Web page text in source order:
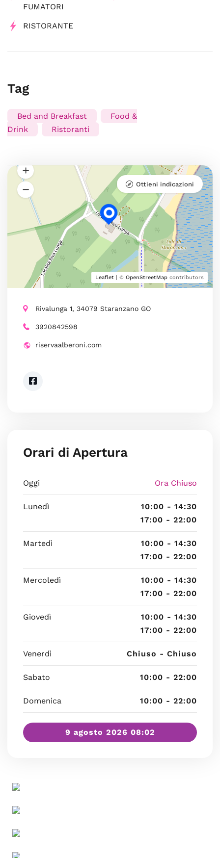
FUMATORI
RISTORANTE
Tag
Bed and Breakfast
Food &
Drink
Ristoranti
Leaflet | © OpenStreetMap contributors
Ottieni indicazioni
Rivalunga 1, 34079 Staranzano GO
3920842598
riservaalberoni.com
Orari di Apertura
Oggi Ora Chiuso
Lunedì
10:00 - 14:30
17:00 - 22:00
Martedì
10:00 - 14:30
17:00 - 22:00
Mercoledì
10:00 - 14:30
17:00 - 22:00
Giovedì
10:00 - 14:30
17:00 - 22:00
Venerdì Chiuso - Chiuso
Sabato 10:00 - 22:00
Domenica 10:00 - 22:00
9 agosto 2026 08:02